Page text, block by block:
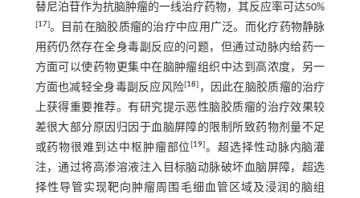
替尼泊苷作为抗脑肿瘤的一线治疗药物，其反应率可达50%
[17]。目前在脑胶质瘤的治疗中应用广泛。而化疗药物静脉
用药仍然存在全身毒副反应的问题，但通过动脉内给药一
方面可以使药物更集中在脑肿瘤组织中达到高浓度，另一
方面也减轻全身毒副反应风险[18] ，因此在脑胶质瘤的治疗
上获得重要推荐。有研究提示恶性脑胶质瘤的治疗效果较
差很大部分原因归因于血脑屏障的限制所致药物剂量不足
或药物很难到达中枢肿瘤部位[19]。超选择性动脉内脑灌
注，通过将高渗溶液注入目标脑动脉破坏血脑屏障，超选
择性导管实现靶向肿瘤周围毛细血管区域及浸润的脑组